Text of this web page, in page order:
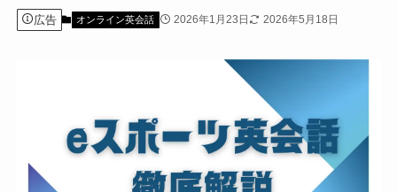
広告 オンライン英会話 2026年1月23日 2026年5月18日